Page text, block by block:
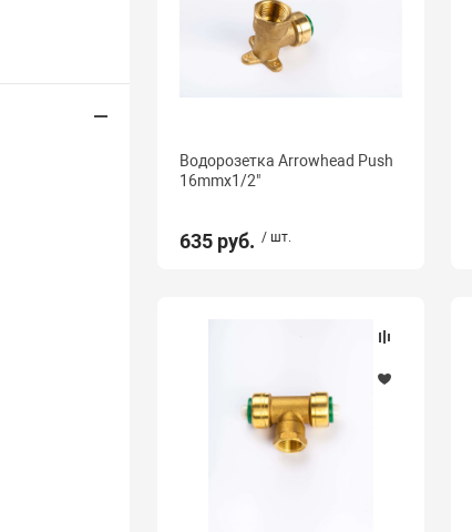
Водорозетка Arrowhead Push
16mmx1/2"
635 руб. / шт.